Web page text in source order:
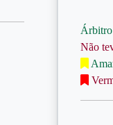
Não